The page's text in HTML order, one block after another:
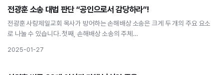
전광훈 소송 대법 판단 “공인으로서 감당하라”!
사회
전광훈 소송 대법 판단 “공인으로서 감당하라”!
전광훈 사랑제일교회 목사가 방어하는 손해배상 소송은 크게 두 개의 주요 요소
로 나눌 수 있습니다. 첫째, 손해배상 소송의 주체…
2025-01-27